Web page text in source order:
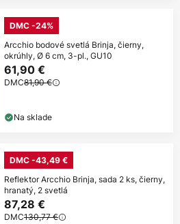
DMC -24%
Arcchio bodové svetlá Brinja, čierny,
okrúhly, Ø 6 cm, 3-pl., GU10
61,90 €
DMC81,90 €
Na sklade
DMC -43,49 €
Reflektor Arcchio Brinja, sada 2 ks, čierny,
hranatý, 2 svetlá
87,28 €
DMC130,77 €